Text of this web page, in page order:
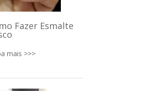
Fazer Esmalte
mais >>>